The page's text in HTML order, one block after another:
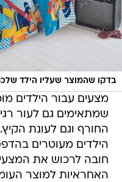
בדקו שהמוצר שעליו הילד
שמתאימים גם לעור
החורף וגם לעונת
הילדים מעוטרים
חובה לרכוש את
האחראיות למוצר